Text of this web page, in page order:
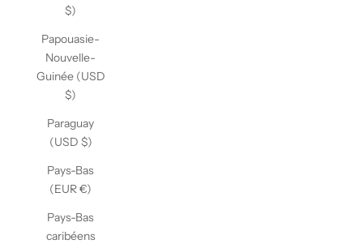
$)
Papouasie-
Nouvelle-
Guinée (USD
$)
Paraguay
(USD $)
Pays-Bas
(EUR €)
Pays-Bas
caribéens